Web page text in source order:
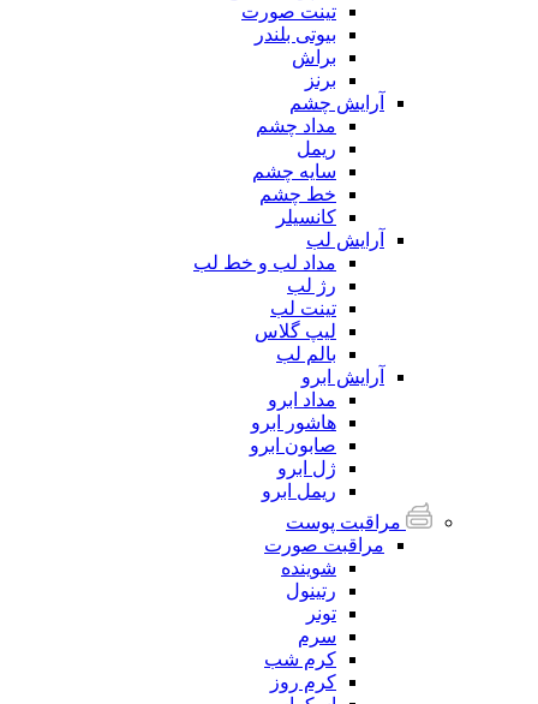
تینت صورت
بیوتی بلندر
براش
برنز
آرایش چشم
مداد چشم
ریمل
سایه چشم
خط چشم
کانسیلر
آرایش لب
مداد لب و خط لب
رژ لب
تینت لب
لیپ گلاس
بالم لب
آرایش ابرو
مداد ابرو
هاشور ابرو
صابون ابرو
ژل ابرو
ریمل ابرو
مراقبت پوست
مراقبت صورت
شوینده
رتینول
تونر
سرم
کرم شب
کرم روز